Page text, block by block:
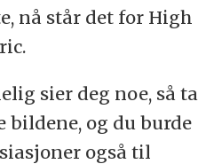
nå står det for High
sier deg noe, så ta
bildene, og du burde
også til